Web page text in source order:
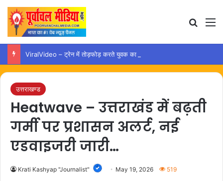
उत्तराखण्ड
Heatwave – उत्तराखंड में बढ़ती
गर्मी पर प्रशासन अलर्ट, नई
एडवाइजरी जारी…
Krati Kashyap "Journalist" May 19, 2026 519